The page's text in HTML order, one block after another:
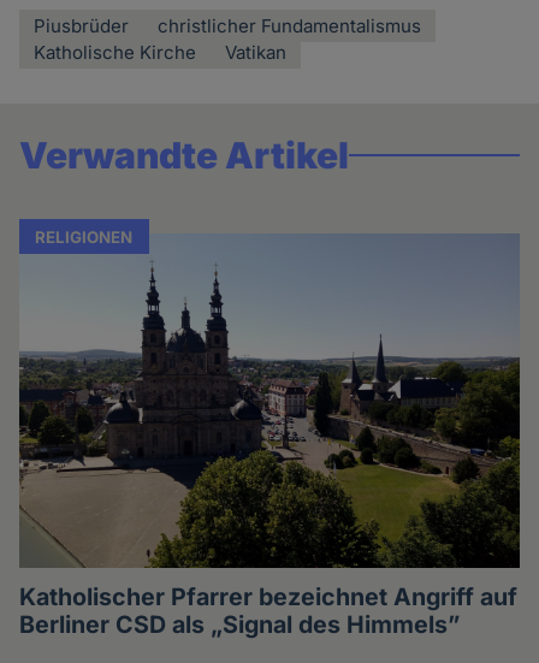
Piusbrüder
christlicher Fundamentalismus
Katholische Kirche
Vatikan
Verwandte Artikel
RELIGIONEN
Katholischer Pfarrer bezeichnet Angriff auf
Berliner CSD als „Signal des Himmels”